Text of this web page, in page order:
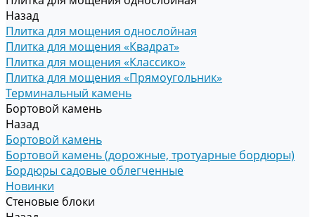
Назад
Плитка для мощения однослойная
Плитка для мощения «Квадрат»
Плитка для мощения «Классико»
Плитка для мощения «Прямоугольник»
Терминальный камень
Бортовой камень
Назад
Бортовой камень
Бортовой камень (дорожные, тротуарные бордюры)
Бордюры садовые облегченные
Новинки
Стеновые блоки